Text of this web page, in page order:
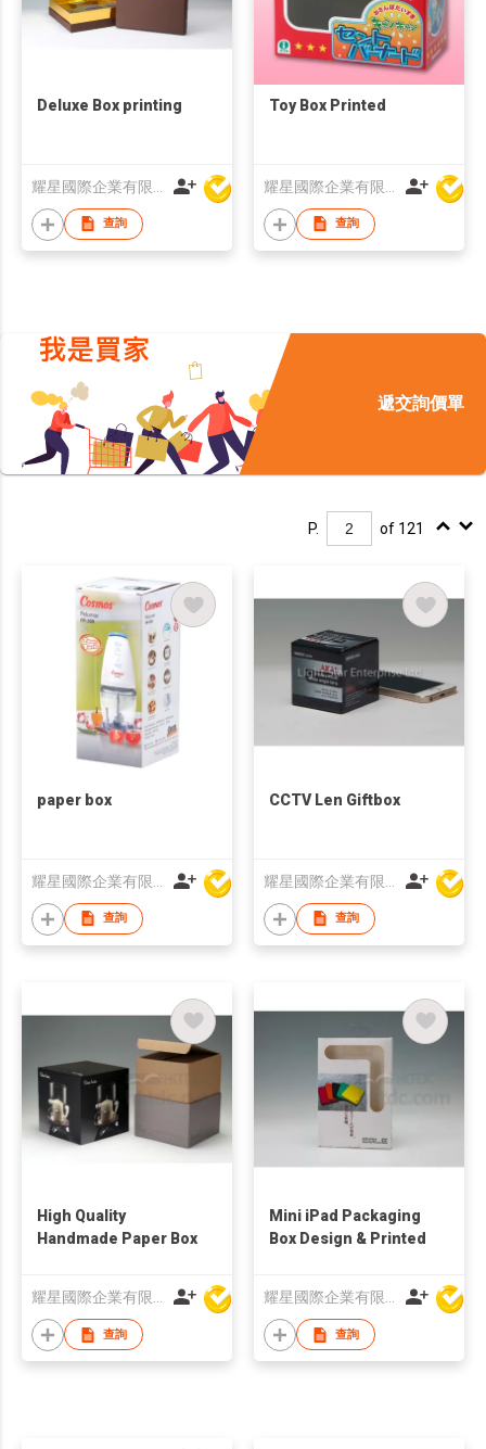
Deluxe Box printing
查詢
Toy Box Printed
查詢
遞交詢價單
P. of 121
paper box
查詢
CCTV Len Giftbox
查詢
High Quality
Handmade Paper Box
查詢
Mini iPad Packaging
Box Design & Printed
查詢